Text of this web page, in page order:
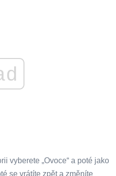
vyberete „Ovoce“ a poté jako
se vrátíte zpět a změníte